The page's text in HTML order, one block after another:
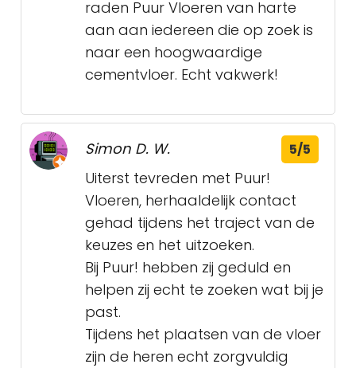
raden Puur Vloeren van harte
aan aan iedereen die op zoek is
naar een hoogwaardige
cementvloer. Echt vakwerk!
Simon D. W. 5/5
Uiterst tevreden met Puur!
Vloeren, herhaaldelijk contact
gehad tijdens het traject van de
keuzes en het uitzoeken.
Bij Puur! hebben zij geduld en
helpen zij echt te zoeken wat bij je
past.
Tijdens het plaatsen van de vloer
zijn de heren echt zorgvuldig